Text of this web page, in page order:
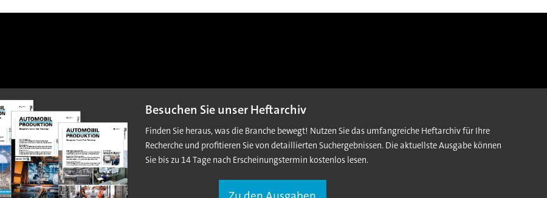
Besuchen Sie unser Heftarchiv
Finden Sie heraus, was die Branche bewegt! Nutzen Sie das umfangreiche Heftarchiv für Ihre
Recherche und profitieren Sie von detaillierten Suchergebnissen. Die aktuellste Ausgabe können
Sie bis zu 14 Tage nach Erscheinungstermin kostenlos lesen.